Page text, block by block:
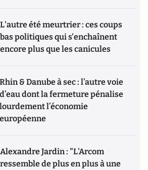
L'autre été meurtrier : ces coups
bas politiques qui s'enchaînent
encore plus que les canicules
Rhin & Danube à sec : l’autre voie
d’eau dont la fermeture pénalise
lourdement l’économie
européenne
Alexandre Jardin : "L'Arcom
ressemble de plus en plus à une